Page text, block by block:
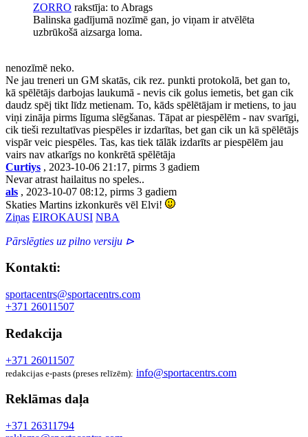
ZORRO rakstīja: to Abrags
Balinska gadījumā nozīmē gan, jo viņam ir atvēlēta
uzbrūkošā aizsarga loma.
nenozīmē neko.
Ne jau treneri un GM skatās, cik rez. punkti protokolā, bet gan to,
kā spēlētājs darbojas laukumā - nevis cik golus iemetis, bet gan cik
daudz spēj tikt līdz metienam. To, kāds spēlētājam ir metiens, to jau
viņi zināja pirms līguma slēgšanas. Tāpat ar piespēlēm - nav svarīgi,
cik tieši rezultatīvas piespēles ir izdarītas, bet gan cik un kā spēlētājs
vispār veic piespēles. Tas, kas tiek tālāk izdarīts ar piespēlēm jau
vairs nav atkarīgs no konkrētā spēlētāja
Curtiys , 2023-10-06 21:17, pirms 3 gadiem
Nevar atrast hailaitus no speles..
als , 2023-10-07 08:12, pirms 3 gadiem
Skaties Martins izkonkurēs vēl Elvi!
Ziņas EIROKAUSI NBA
Pārslēgties uz pilno versiju ⊳
Kontakti:
sportacentrs@sportacentrs.com
+371 26011507
Redakcija
+371 26011507
redakcijas e-pasts (preses relīzēm): info@sportacentrs.com
Reklāmas daļa
+371 26311794